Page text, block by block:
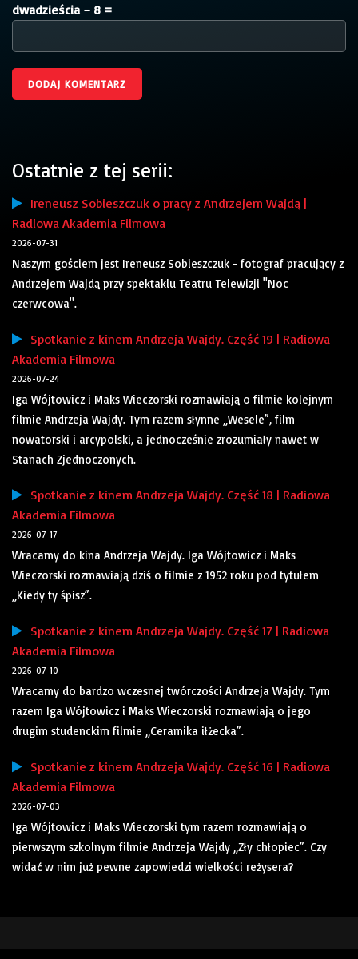
dwadzieścia − 8 =
Ostatnie z tej serii:
Ireneusz Sobieszczuk o pracy z Andrzejem Wajdą |
Radiowa Akademia Filmowa
2026-07-31
Naszym gościem jest Ireneusz Sobieszczuk - fotograf pracujący z
Andrzejem Wajdą przy spektaklu Teatru Telewizji "Noc
czerwcowa".
Spotkanie z kinem Andrzeja Wajdy. Część 19 | Radiowa
Akademia Filmowa
2026-07-24
Iga Wójtowicz i Maks Wieczorski rozmawiają o filmie kolejnym
filmie Andrzeja Wajdy. Tym razem słynne „Wesele”, film
nowatorski i arcypolski, a jednocześnie zrozumiały nawet w
Stanach Zjednoczonych.
Spotkanie z kinem Andrzeja Wajdy. Część 18 | Radiowa
Akademia Filmowa
2026-07-17
Wracamy do kina Andrzeja Wajdy. Iga Wójtowicz i Maks
Wieczorski rozmawiają dziś o filmie z 1952 roku pod tytułem
„Kiedy ty śpisz”.
Spotkanie z kinem Andrzeja Wajdy. Część 17 | Radiowa
Akademia Filmowa
2026-07-10
Wracamy do bardzo wczesnej twórczości Andrzeja Wajdy. Tym
razem Iga Wójtowicz i Maks Wieczorski rozmawiają o jego
drugim studenckim filmie „Ceramika iłżecka”.
Spotkanie z kinem Andrzeja Wajdy. Część 16 | Radiowa
Akademia Filmowa
2026-07-03
Iga Wójtowicz i Maks Wieczorski tym razem rozmawiają o
pierwszym szkolnym filmie Andrzeja Wajdy „Zły chłopiec”. Czy
widać w nim już pewne zapowiedzi wielkości reżysera?